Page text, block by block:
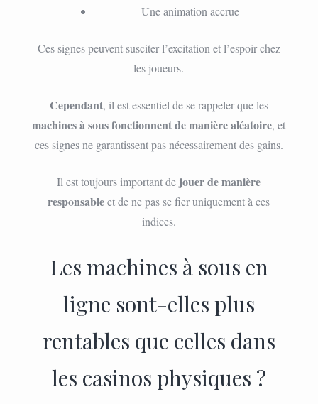
Une animation accrue
Ces signes peuvent susciter l’excitation et l’espoir chez
les joueurs.
Cependant, il est essentiel de se rappeler que les
machines à sous fonctionnent de manière aléatoire, et
ces signes ne garantissent pas nécessairement des gains.
Il est toujours important de jouer de manière
responsableet de ne pas se fier uniquement à ces
indices.
Les machines à sous en
ligne sont-elles plus
rentables que celles dans
les casinos physiques ?